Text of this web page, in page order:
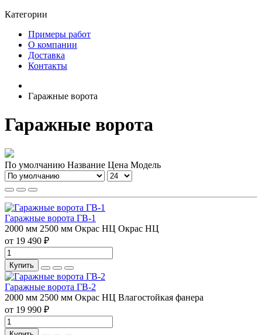
Категории
Примеры работ
О компании
Доставка
Контакты
Гаражные ворота
Гаражные ворота
По умолчанию Название Цена Модель
Гаражные ворота ГВ-1
2000 мм 2500 мм Окрас НЦ Окрас НЦ
от 19 490 ₽
Купить
Гаражные ворота ГВ-2
2000 мм 2500 мм Окрас НЦ Влагостойкая фанера
от 19 990 ₽